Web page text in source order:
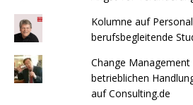
Kolumne auf
berufsbegleitende
Change
betrieblichen
auf Consulting.de